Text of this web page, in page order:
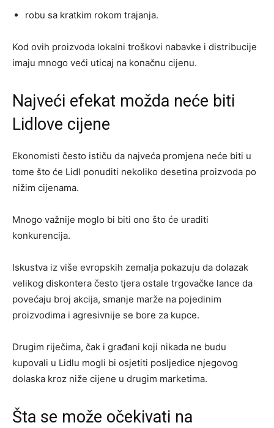
robu sa kratkim rokom trajanja.
Kod ovih proizvoda lokalni troškovi nabavke i distribucije
imaju mnogo veći uticaj na konačnu cijenu.
Najveći efekat možda neće biti
Lidlove cijene
Ekonomisti često ističu da najveća promjena neće biti u
tome što će Lidl ponuditi nekoliko desetina proizvoda po
nižim cijenama.
Mnogo važnije moglo bi biti ono što će uraditi
konkurencija.
Iskustva iz više evropskih zemalja pokazuju da dolazak
velikog diskontera često tjera ostale trgovačke lance da
povećaju broj akcija, smanje marže na pojedinim
proizvodima i agresivnije se bore za kupce.
Drugim riječima, čak i građani koji nikada ne budu
kupovali u Lidlu mogli bi osjetiti posljedice njegovog
dolaska kroz niže cijene u drugim marketima.
Šta se može očekivati na